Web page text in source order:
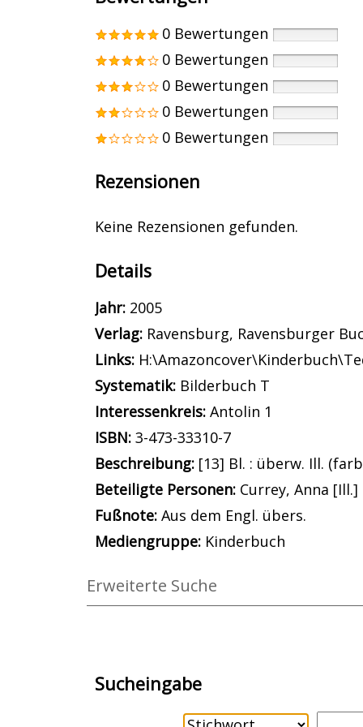
0 Bewertungen
0 Bewertungen
0 Bewertungen
0 Bewertungen
0 Bewertungen
Rezensionen
Keine Rezensionen gefunden.
Details
Suche nach diesem Verfasser
Jahr: 2005
Verlag: Ravensburg, Ravensburger
opens in new tab
Links: Diesen Link in neuem Tab
Systematik: Suche nach dieser
Bilderbuch T
Interessenkreis: Suche nach diesem
Antolin 1
ISBN: 3-473-33310-7
Beschreibung: [13] Bl. : überw. Ill.
Beteiligte Personen: Suche nach
Currey, Anna [Ill.]
Fußnote: Aus dem Engl. übers.
Mediengruppe: Kinderbuch
Erweiterte Suche
Sucheingabe